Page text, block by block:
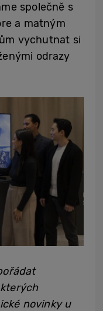
společně s
a matným
vychutnat si
odrazy
novinky u